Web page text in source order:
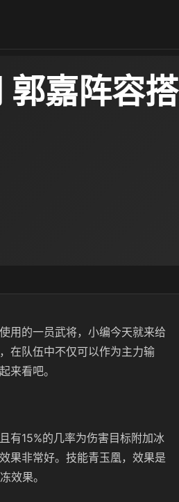
郭嘉阵容搭
用的一员武将，小编今天就来给
在队伍中不仅可以作为主力输
来看吧。
有15%的几率为伤害目标附加冰
果非常好。技能青玉凰，效果是
效果。